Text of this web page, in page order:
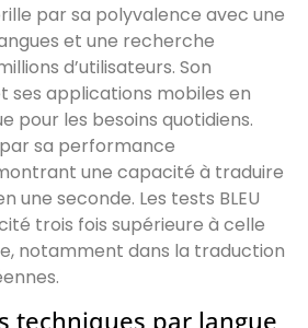
par sa polyvalence avec une
et une recherche
d’utilisateurs. Son
ses applications mobiles en
pour les besoins quotidiens.
sa performance
une capacité à traduire
une seconde. Les tests BLEU
trois fois supérieure à celle
notamment dans la traduction
techniques par langue